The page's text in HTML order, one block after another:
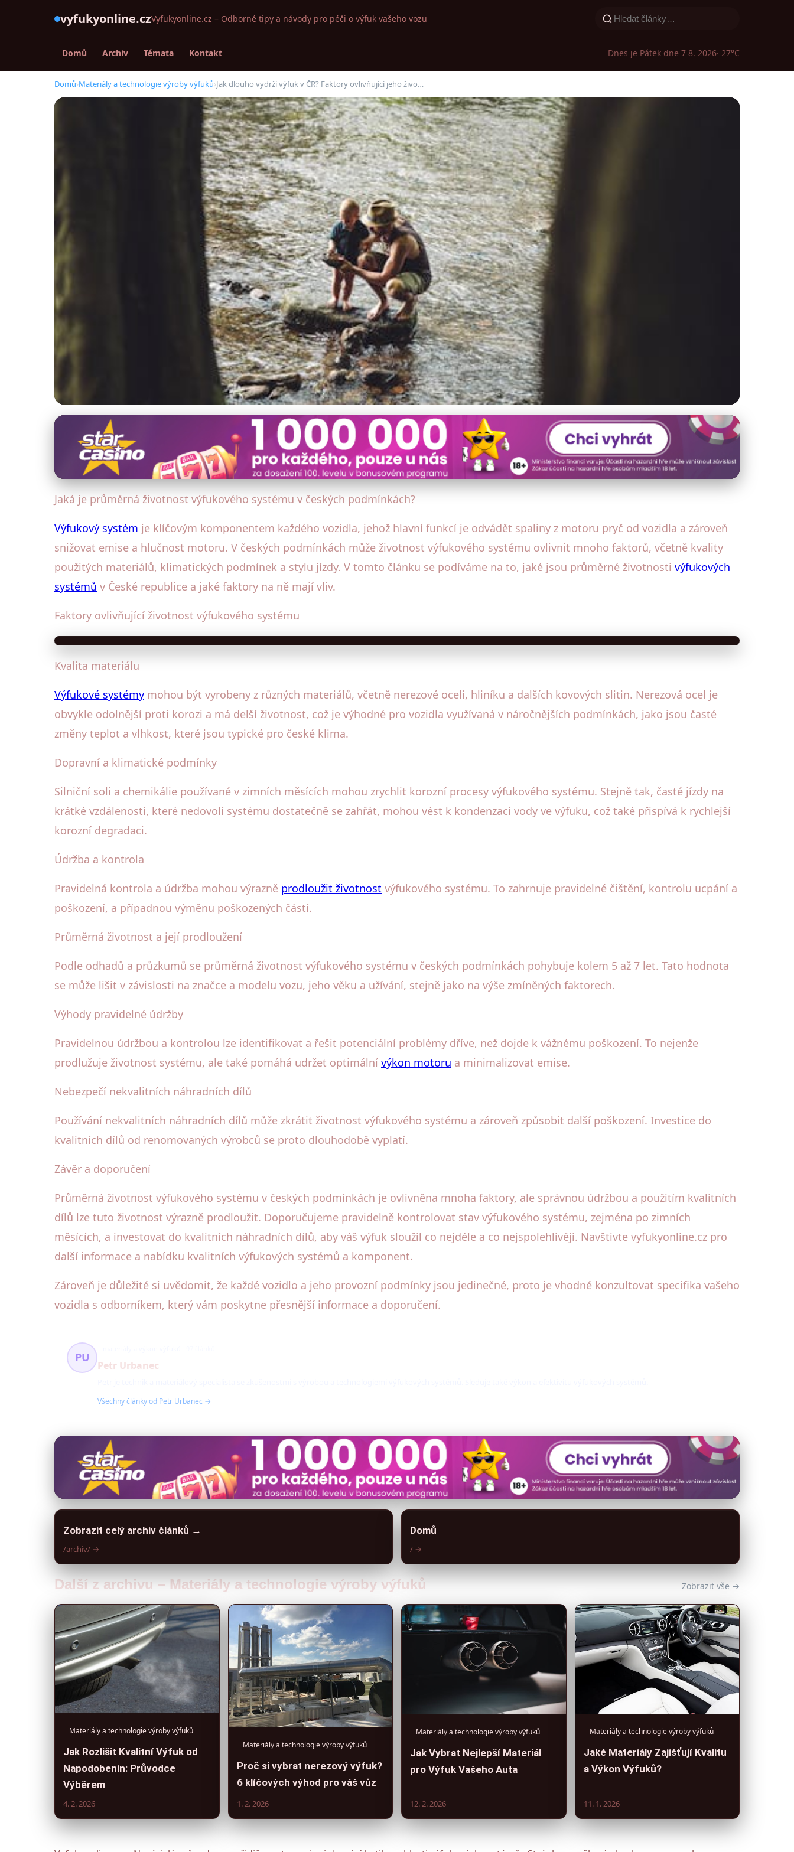
vyfukyonline.czVyfukyonline.cz – Odborné tipy a návody pro péči o výfuk vašeho vozu
Domů Archiv Témata Kontakt Dnes je Pátek dne 7 8. 2026· 27°C
Domů›Materiály a technologie výroby výfuků›Jak dlouho vydrží výfuk v ČR? Faktory ovlivňující jeho živo…
Materiály a technologie výroby výfuků
Jak dlouho vydrží výfuk v ČR? Faktory ovlivňující jeho životnost
2. 6. 2025· 4 min čtení · Autor: Petr Urbanec
Jaká je průměrná životnost výfukového systému v českých podmínkách?
Výfukový systém je klíčovým komponentem každého vozidla, jehož hlavní funkcí je odvádět spaliny z motoru pryč od vozidla a zároveň
snižovat emise a hlučnost motoru. V českých podmínkách může životnost výfukového systému ovlivnit mnoho faktorů, včetně kvality
použitých materiálů, klimatických podmínek a stylu jízdy. V tomto článku se podíváme na to, jaké jsou průměrné životnosti výfukových
systémů v České republice a jaké faktory na ně mají vliv.
Faktory ovlivňující životnost výfukového systému
Kvalita materiálu
Výfukové systémy mohou být vyrobeny z různých materiálů, včetně nerezové oceli, hliníku a dalších kovových slitin. Nerezová ocel je
obvykle odolnější proti korozi a má delší životnost, což je výhodné pro vozidla využívaná v náročnějších podmínkách, jako jsou časté
změny teplot a vlhkost, které jsou typické pro české klima.
Dopravní a klimatické podmínky
Silniční soli a chemikálie používané v zimních měsících mohou zrychlit korozní procesy výfukového systému. Stejně tak, časté jízdy na
krátké vzdálenosti, které nedovolí systému dostatečně se zahřát, mohou vést k kondenzaci vody ve výfuku, což také přispívá k rychlejší
korozní degradaci.
Údržba a kontrola
Pravidelná kontrola a údržba mohou výrazně prodloužit životnost výfukového systému. To zahrnuje pravidelné čištění, kontrolu ucpání a
poškození, a případnou výměnu poškozených částí.
Průměrná životnost a její prodloužení
Podle odhadů a průzkumů se průměrná životnost výfukového systému v českých podmínkách pohybuje kolem 5 až 7 let. Tato hodnota
se může lišit v závislosti na značce a modelu vozu, jeho věku a užívání, stejně jako na výše zmíněných faktorech.
Výhody pravidelné údržby
Pravidelnou údržbou a kontrolou lze identifikovat a řešit potenciální problémy dříve, než dojde k vážnému poškození. To nejenže
prodlužuje životnost systému, ale také pomáhá udržet optimální výkon motoru a minimalizovat emise.
Nebezpečí nekvalitních náhradních dílů
Používání nekvalitních náhradních dílů může zkrátit životnost výfukového systému a zároveň způsobit další poškození. Investice do
kvalitních dílů od renomovaných výrobců se proto dlouhodobě vyplatí.
Závěr a doporučení
Průměrná životnost výfukového systému v českých podmínkách je ovlivněna mnoha faktory, ale správnou údržbou a použitím kvalitních
dílů lze tuto životnost výrazně prodloužit. Doporučujeme pravidelně kontrolovat stav výfukového systému, zejména po zimních
měsících, a investovat do kvalitních náhradních dílů, aby váš výfuk sloužil co nejdéle a co nejspolehlivěji. Navštivte vyfukyonline.cz pro
další informace a nabídku kvalitních výfukových systémů a komponent.
Zároveň je důležité si uvědomit, že každé vozidlo a jeho provozní podmínky jsou jedinečné, proto je vhodné konzultovat specifika vašeho
vozidla s odborníkem, který vám poskytne přesnější informace a doporučení.
PU
Petr Urbanec
Všechny články od Petr Urbanec →
Zobrazit celý archiv článků →
/archiv/ →
Domů
/ →
Další z archivu – Materiály a technologie výroby výfuků Zobrazit vše →
Materiály a technologie výroby výfuků
Jak Rozlišit Kvalitní Výfuk od
Napodobenin: Průvodce
Výběrem
4. 2. 2026
Materiály a technologie výroby výfuků
Proč si vybrat nerezový výfuk?
6 klíčových výhod pro váš vůz
1. 2. 2026
Materiály a technologie výroby výfuků
Jak Vybrat Nejlepší Materiál
pro Výfuk Vašeho Auta
12. 2. 2026
Materiály a technologie výroby výfuků
Jaké Materiály Zajišťují Kvalitu
a Výkon Výfuků?
11. 1. 2026